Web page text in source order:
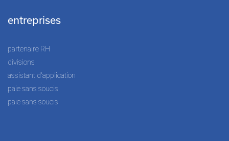
entreprises
partenaire RH
divisions
assistant d'application
paie sans soucis
paie sans soucis